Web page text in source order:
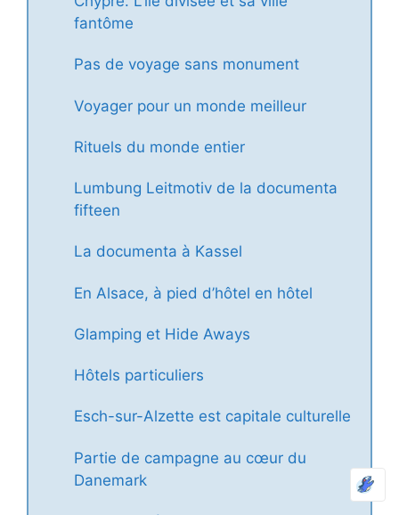
fantôme
Pas de voyage sans monument
Voyager pour un monde meilleur
Rituels du monde entier
Lumbung Leitmotiv de la documenta
fifteen
La documenta à Kassel
En Alsace, à pied d’hôtel en hôtel
Glamping et Hide Aways
Hôtels particuliers
Esch-sur-Alzette est capitale culturelle
Partie de campagne au cœur du
Danemark